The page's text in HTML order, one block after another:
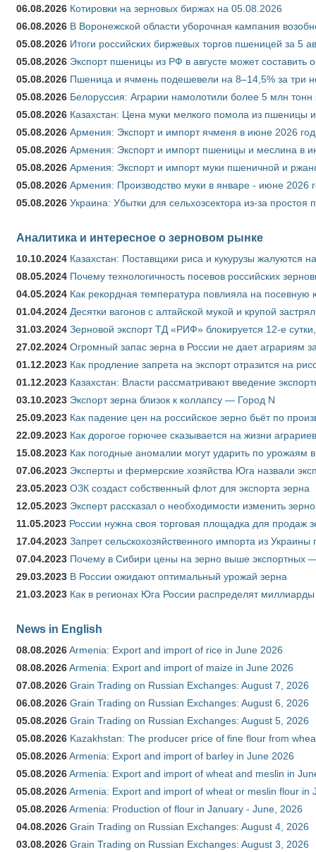
06.08.2026 Котировки на зерновых биржах на 05.08.2026
06.08.2026 В Воронежской области уборочная кампания
05.08.2026 Итоги российских биржевых торгов пшеницей за 5
05.08.2026 Экспорт пшеницы из РФ в августе может составить
05.08.2026 Пшеница и ячмень подешевели на 8–14,5% за три
05.08.2026 Белоруссия: Аграрии намолотили более 5 млн тонн
05.08.2026 Казахстан: Цена муки мелкого помола из пшеницы
05.08.2026 Армения: Экспорт и импорт ячменя в июне 2026
05.08.2026 Армения: Экспорт и импорт пшеницы и меслина в
05.08.2026 Армения: Экспорт и импорт муки пшеничной и
05.08.2026 Армения: Производство муки в январе - июне 2026
05.08.2026 Украина: Убытки для сельхозсектора из-за простоя
Аналитика и интересное о зерновом рынке
10.10.2024 Казахстан: Поставщики риса и кукурузы жалуются
08.05.2024 Почему технологичность посевов российских
04.05.2024 Как рекордная температура повлияла на
01.04.2024 Десятки вагонов с алтайской мукой и крупой
31.03.2024 Зерновой экспорт ТД «РИФ» блокируется 12-е
27.02.2024 Огромный запас зерна в России не дает аграриям
01.12.2023 Как продление запрета на экспорт отразится на
01.12.2023 Казахстан: Власти рассматривают введение
03.10.2023 Экспорт зерна близок к коллапсу — Город N
25.09.2023 Как падение цен на российское зерно бьёт по
22.09.2023 Как дорогое горючее сказывается на жизни аграриев
15.08.2023 Как погодные аномалии могут ударить по урожаям
07.06.2023 Эксперты и фермерские хозяйства Юга назвали
23.05.2023 ОЗК создаст собственный флот для экспорта зерна
12.05.2023 Эксперт рассказал о необходимости изменить
11.05.2023 России нужна своя торговая площадка для продаж
17.04.2023 Запрет сельскохозяйственного импорта из
07.04.2023 Почему в Сибири цены на зерно выше экспортных
29.03.2023 В России ожидают оптимальный урожай зерна
21.03.2023 Как в регионах Юга России распределят
News in English
08.08.2026Armenia: Export and import of rice in June 2026
08.08.2026Armenia: Export and import of maize in June 2026
07.08.2026 Grain Trading on Russian Exchanges: August 7, 2026
06.08.2026 Grain Trading on Russian Exchanges: August 6, 2026
05.08.2026 Grain Trading on Russian Exchanges: August 5, 2026
05.08.2026 Kazakhstan: The producer price of fine flour from
05.08.2026Armenia: Export and import of barley in June 2026
05.08.2026Armenia: Export and import of wheat and meslin in
05.08.2026Armenia: Export and import of wheat or meslin flour in
05.08.2026Armenia: Production of flour in January - June, 2026
04.08.2026 Grain Trading on Russian Exchanges: August 4, 2026
03.08.2026 Grain Trading on Russian Exchanges: August 3, 2026